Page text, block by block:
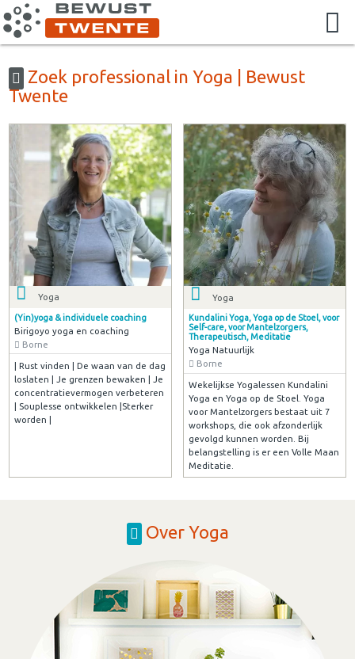
Zoek professional in Yoga | Bewust
Twente
Yoga
(Yin)yoga & individuele coaching
Birigoyo yoga en coaching
Borne
| Rust vinden | De waan van de dag
loslaten | Je grenzen bewaken | Je
concentratievermogen verbeteren
| Souplesse ontwikkelen |Sterker
worden |
Yoga
Kundalini Yoga, Yoga op de Stoel, voor
Self-care, voor Mantelzorgers,
Therapeutisch, Meditatie
Yoga Natuurlijk
Borne
Wekelijkse Yogalessen Kundalini
Yoga en Yoga op de Stoel. Yoga
voor Mantelzorgers bestaat uit 7
workshops, die ook afzonderlijk
gevolgd kunnen worden. Bij
belangstelling is er een Volle Maan
Meditatie.
Over Yoga